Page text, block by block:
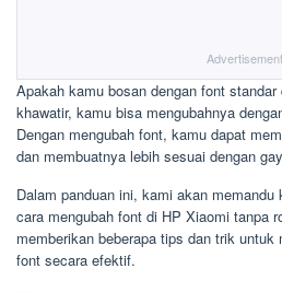
Advertisement
Apakah kamu bosan dengan font
khawatir, kamu bisa mengubahnya
Dengan mengubah font, kamu dapat
dan membuatnya lebih sesuai dengan
Dalam panduan ini, kami akan
cara mengubah font di HP Xiaomi tanpa
memberikan beberapa tips dan trik untuk
font secara efektif.